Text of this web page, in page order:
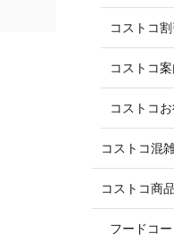
コストコ
コストコ
コストコ
コストコ混
コストコ商
フードコ